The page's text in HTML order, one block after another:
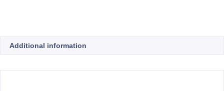
Additional information